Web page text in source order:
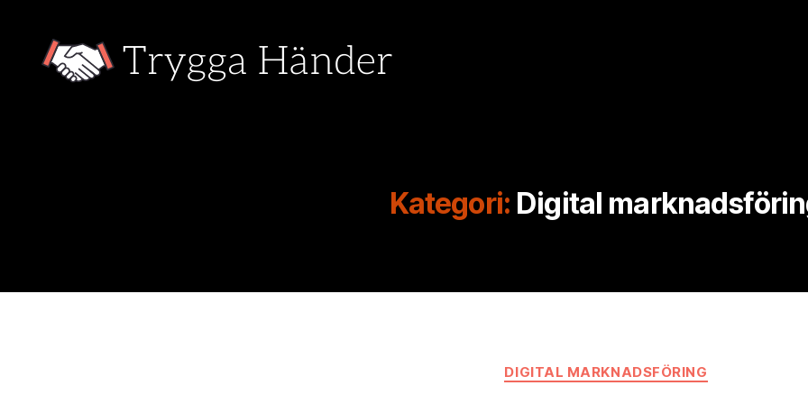
Kategori: Digital
Kategorier
DIGITAL MARKNADSFÖRING